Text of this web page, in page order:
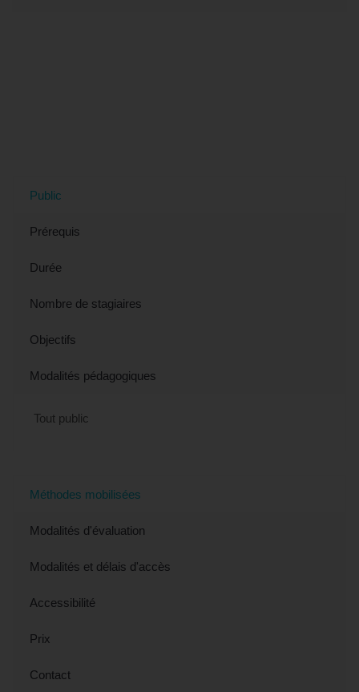
Public
Prérequis
Durée
Nombre de stagiaires
Objectifs
Modalités pédagogiques
Tout public
Méthodes mobilisées
Modalités d'évaluation
Modalités et délais d'accès
Accessibilité
Prix
Contact